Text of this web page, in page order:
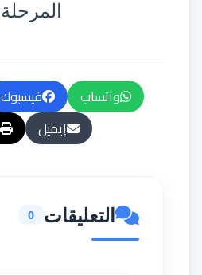
المرحلة 2
واتساب فيسبوك
إيميل
التعليقات 0